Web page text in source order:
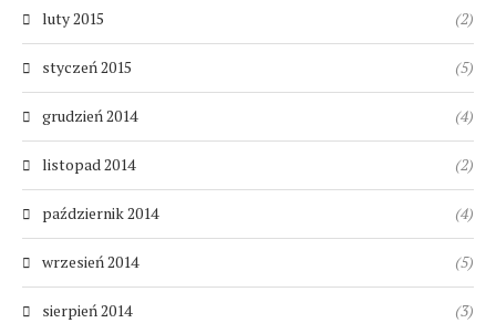
luty 2015 (2)
styczeń 2015 (5)
grudzień 2014 (4)
listopad 2014 (2)
październik 2014 (4)
wrzesień 2014 (5)
sierpień 2014 (3)